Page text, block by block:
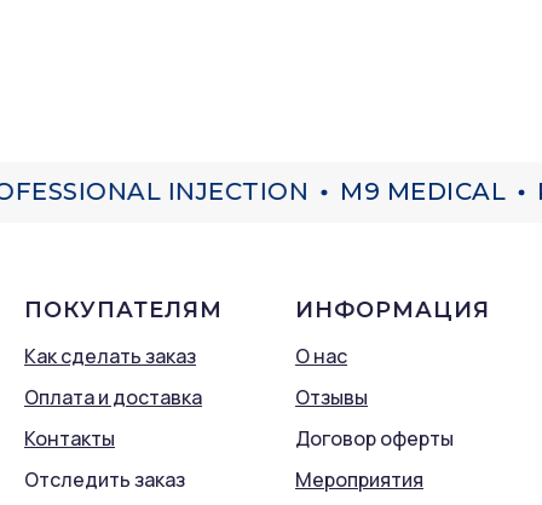
INJECTION M9 MEDICAL
ПОКУПАТЕЛЯМ
Как сделать заказ
Оплата и доставка
Контакты
Отследить заказ
ИНФОРМАЦИЯ
О нас
Отзывы
Договор оферты
Мероприятия